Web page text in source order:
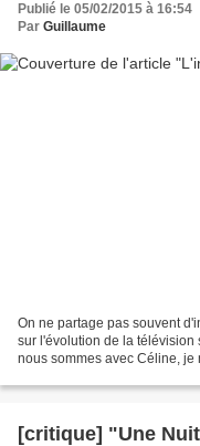
Publié le 05/02/2015 à 16:54
Par Guillaume
On ne partage pas souvent
sur l'évolution de la télévision
nous sommes avec Céline, je
[critique] "Une